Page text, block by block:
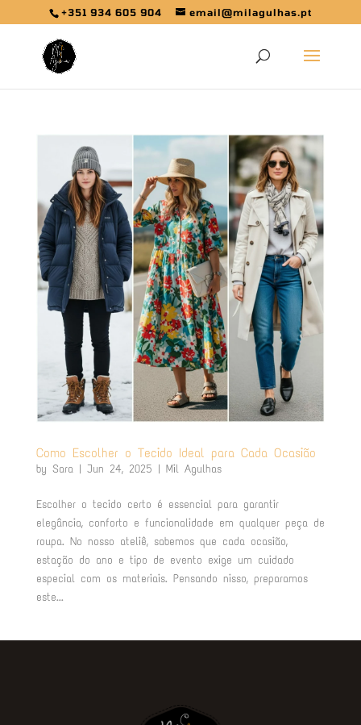
+351 934 605 904 email@milagulhas.pt
Como Escolher o Tecido Ideal para Cada Ocasião
by Sara| Jun 24, 2025 | Mil Agulhas
Escolher o tecido certo é essencial para garantir
elegância, conforto e funcionalidade em qualquer peça de
roupa. No nosso ateliê, sabemos que cada ocasião,
estação do ano e tipo de evento exige um cuidado
especial com os materiais. Pensando nisso, preparamos
este...